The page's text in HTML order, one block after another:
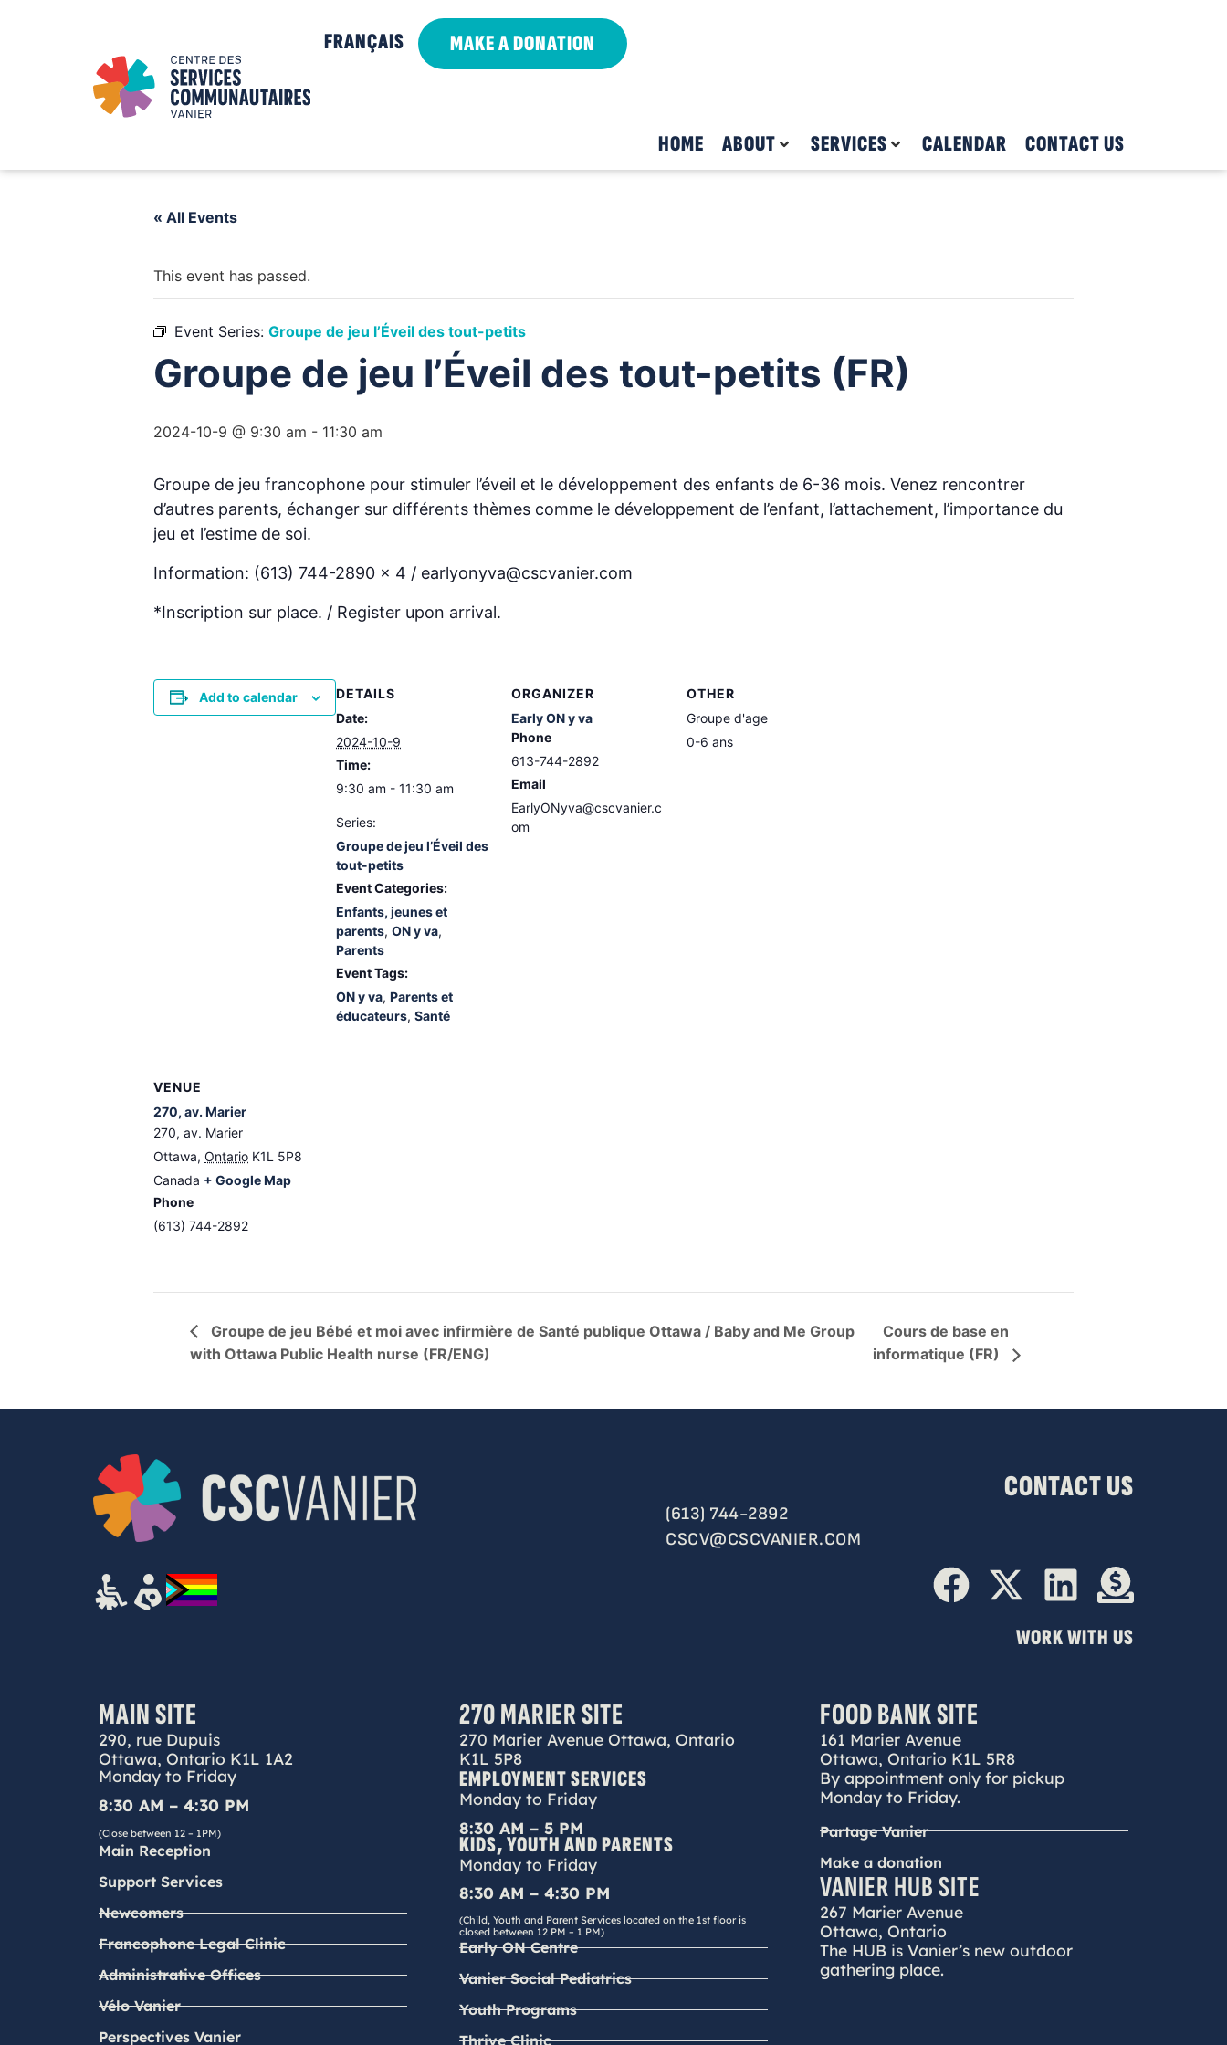
FRANÇAIS MAKE A DONATION
HOME ABOUT SERVICES CALENDAR CONTACT US
« All Events
This event has passed.
Event Series: Groupe de jeu l’Éveil des tout-petits
Groupe de jeu l’Éveil des tout-petits (FR)
2024-10-9 @ 9:30 am - 11:30 am
Groupe de jeu francophone pour stimuler l’éveil et le développement des enfants de 6-36 mois. Venez rencontrer
d’autres parents, échanger sur différents thèmes comme le développement de l’enfant, l’attachement, l’importance du
jeu et l’estime de soi.
Information: (613) 744-2890 x 4 / earlyonyva@cscvanier.com
*Inscription sur place. / Register upon arrival.
Add to calendar
DETAILS
Date:
2024-10-9
Time:
9:30 am - 11:30 am
Series:
Groupe de jeu l’Éveil des
tout-petits
Event Categories:
Enfants, jeunes et
parents, ON y va,
Parents
Event Tags:
ON y va, Parents et
éducateurs, Santé
ORGANIZER
Early ON y va
Phone
613-744-2892
Email
EarlyONyva@cscvanier.c
om
OTHER
Groupe d'age
0-6 ans
VENUE
270, av. Marier
270, av. Marier
Ottawa, Ontario K1L 5P8
Canada + Google Map
Phone
(613) 744-2892
Groupe de jeu Bébé et moi avec infirmière de Santé publique Ottawa / Baby and Me Group
with Ottawa Public Health nurse (FR/ENG)
Cours de base en
informatique (FR)
CONTACT US
(613) 744-2892
CSCV@CSCVANIER.COM
WORK WITH US
MAIN SITE
290, rue Dupuis
Ottawa, Ontario K1L 1A2
Monday to Friday
8:30 AM – 4:30 PM
(Close between 12 – 1PM)
Main Reception
Support Services
Newcomers
Francophone Legal Clinic
Administrative Offices
Vélo Vanier
Perspectives Vanier
270 MARIER SITE
270 Marier Avenue Ottawa, Ontario
K1L 5P8
EMPLOYMENT SERVICES
Monday to Friday
8:30 AM – 5 PM
KIDS, YOUTH AND PARENTS
Monday to Friday
8:30 AM – 4:30 PM
(Child, Youth and Parent Services located on the 1st floor is
closed between 12 PM – 1 PM)
Early ON Centre
Vanier Social Pediatrics
Youth Programs
Thrive Clinic
FOOD BANK SITE
161 Marier Avenue
Ottawa, Ontario K1L 5R8
By appointment only for pickup
Monday to Friday.
Partage Vanier
Make a donation
VANIER HUB SITE
267 Marier Avenue
Ottawa, Ontario
The HUB is Vanier’s new outdoor
gathering place.